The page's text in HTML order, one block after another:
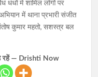
धंधों में शामिल लोगों पर
में थाना प्रभारी संजीत
कुमार महतो, सशस्त्र बल
रहें — Drishti Now